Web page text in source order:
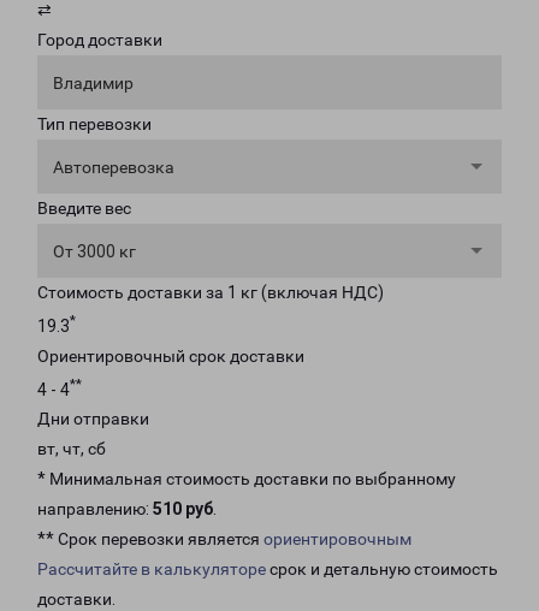
⇄
Город доставки
Владимир
Тип перевозки
Автоперевозка
Введите вес
От 3000 кг
Стоимость доставки за 1 кг (включая НДС)
19.3*
Ориентировочный срок доставки
4 - 4**
Дни отправки
вт, чт, сб
* Минимальная стоимость доставки по выбранному
направлению: 510 руб.
** Срок перевозки является ориентировочным
Рассчитайте в калькуляторесрок и детальную стоимость
доставки.